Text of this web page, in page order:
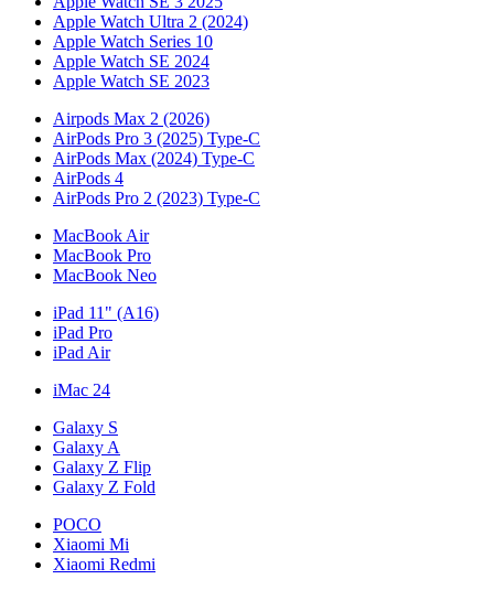
Apple Watch Ultra 2 (2024)
Apple Watch Series 10
Apple Watch SE 2024
Apple Watch SE 2023
Airpods Max 2 (2026)
AirPods Pro 3 (2025) Type-C
AirPods Max (2024) Type-C
AirPods 4
AirPods Pro 2 (2023) Type-C
MacBook Air
MacBook Pro
MacBook Neo
iPad 11" (A16)
iPad Pro
iPad Air
iMac 24
Galaxy S
Galaxy A
Galaxy Z Flip
Galaxy Z Fold
POCO
Xiaomi Mi
Xiaomi Redmi